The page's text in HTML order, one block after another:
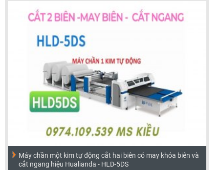
Máy chần một kim tự động cắt hai biên có may khóa biên và
cắt ngang hiệu Hualianda - HLD-5DS